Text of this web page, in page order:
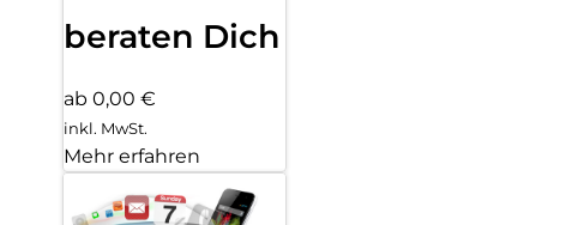
beraten Dich
ab 0,00 €
inkl. MwSt.
Mehr erfahren